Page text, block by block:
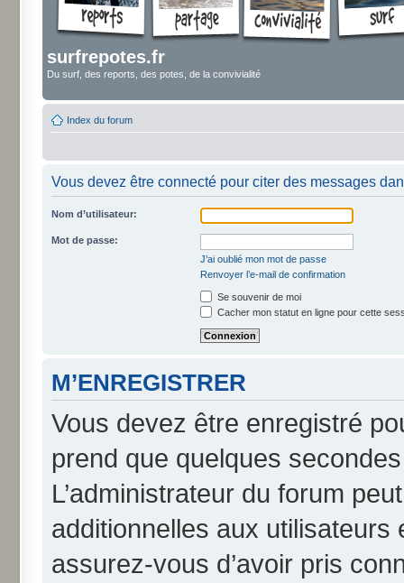
surfrepotes.fr
Du surf, des reports, des potes, de la convivialité
Index du forum
Vous devez être connecté pour citer des messages
Nom d’utilisateur:
Mot de passe:
J’ai oublié mon mot de passe
Renvoyer l’e-mail de confirmation
Se souvenir de moi
Cacher mon statut en ligne pour cette
M’ENREGISTRER
Vous devez être enregistré
prend que quelques
L’administrateur du forum
additionnelles aux
assurez-vous d’avoir pris